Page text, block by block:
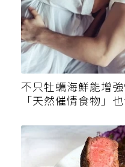
不只牡蠣海鮮能增
「天然催情食物」